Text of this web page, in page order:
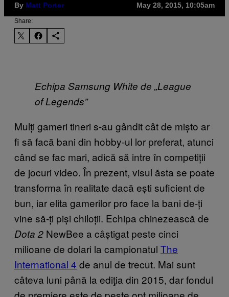
By Matt Porter May 28, 2015, 10:05am
Share:
Echipa Samsung White de „League
of Legends”
Mulți gameri tineri s-au gândit cât de mișto ar
fi să facă bani din hobby-ul lor preferat, atunci
când se fac mari, adică să intre în competiții
de jocuri video. În prezent, visul ăsta se poate
transforma în realitate dacă ești suficient de
bun, iar elita gamerilor pro face la bani de-ți
vine să-ți piși chiloții. Echipa chinezească de
Dota 2 NewBee a câștigat peste cinci
milioane de dolari la campionatul The
International 4 de anul de trecut. Mai sunt
câteva luni până la ediţia din 2015, dar fondul